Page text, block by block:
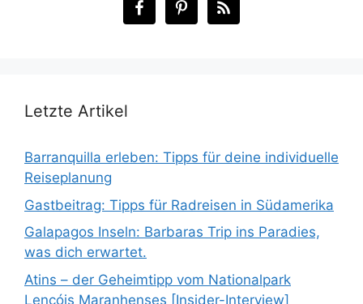
Letzte Artikel
Barranquilla erleben: Tipps für deine individuelle
Reiseplanung
Gastbeitrag: Tipps für Radreisen in Südamerika
Galapagos Inseln: Barbaras Trip ins Paradies,
was dich erwartet.
Atins – der Geheimtipp vom Nationalpark
Lençóis Maranhenses [Insider-Interview]